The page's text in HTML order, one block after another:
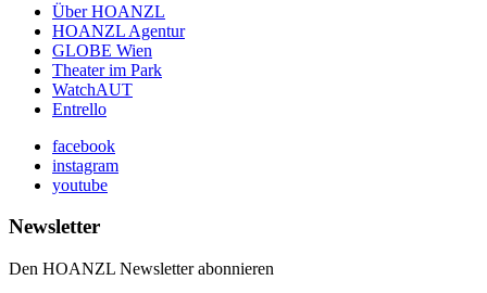
Über HOANZL
HOANZL Agentur
GLOBE Wien
Theater im Park
WatchAUT
Entrello
facebook
instagram
youtube
Newsletter
Den HOANZL Newsletter abonnieren